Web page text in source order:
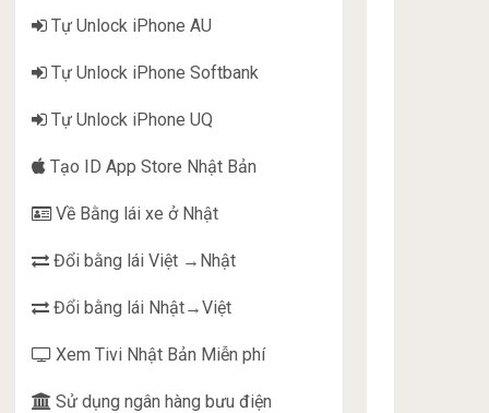
Tự Unlock iPhone AU
Tự Unlock iPhone Softbank
Tự Unlock iPhone UQ
Tạo ID App Store Nhật Bản
Về Bằng lái xe ở Nhật
Đổi bằng lái Việt →Nhật
Đổi bằng lái Nhật→Việt
Xem Tivi Nhật Bản Miễn phí
Sử dụng ngân hàng bưu điện